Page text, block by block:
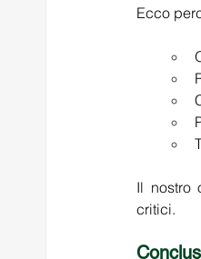
Ecco
Il nostro
critici.